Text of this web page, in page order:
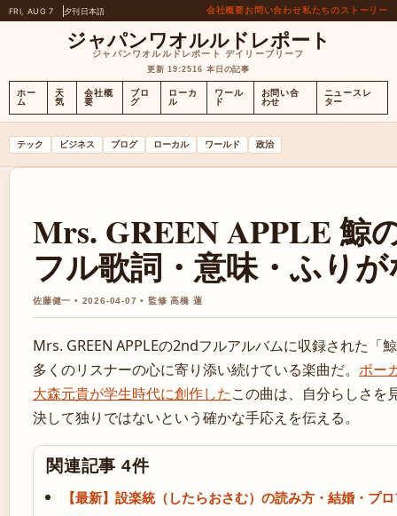
FRI, AUG 7 夕刊日本語 会社概要お問い合わせ私たちのストーリー
ジャパンワオルルドレポート
ジャパンワオルルドレポート デイリーブリーフ
更新 19:2516 本日の記事
ホー
ム
天
気
会社概
要
ブロ
グ
ローカ
ル
ワール
ド
お問い合
わせ
ニュースレ
ター
テック ビジネス ブログ ローカル ワールド 政治
Mrs. GREEN APPLE 鯨
フル歌詞・意味・ふり
佐藤健一 • 2026-04-07 • 監修 高橋 蓮
Mrs. GREEN APPLEの2ndフルアルバムに収録された「
多くのリスナーの心に寄り添い続けている楽曲だ。 ボー
大森元貴が学生時代に創作したこの曲は、自分らしさを
決して独りではないという確かな手応えを伝える。
関連記事 4件
【最新】設楽統（したらおさむ）の読み方・結婚・プ